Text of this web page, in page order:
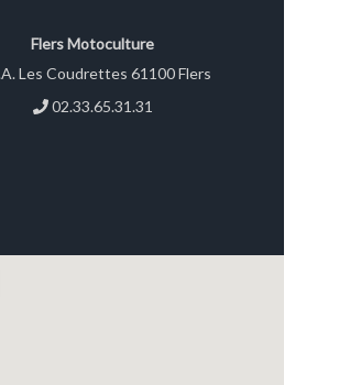
Flers Motoculture
Les Coudrettes 61100 Flers
02.33.65.31.31